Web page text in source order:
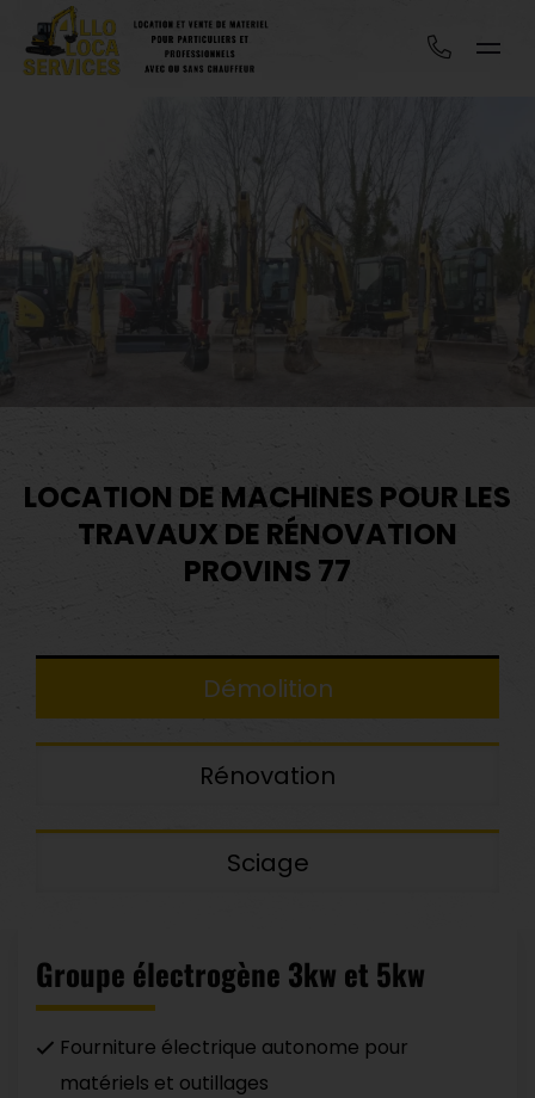
LOCATION DE MACHINES POUR LES
TRAVAUX DE RÉNOVATION
PROVINS 77
Démolition
Rénovation
Sciage
Groupe électrogène 3kw et 5kw
Fourniture électrique autonome pour
matériels et outillages